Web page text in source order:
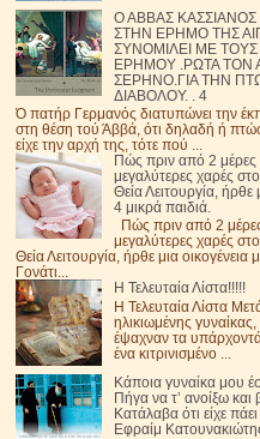
Ο ΑΒΒΑΣ ΚΑΣΣΙΑΝΟΣ
ΣΤΗΝ ΕΡΗΜΟ ΤΗΣ
ΣΥΝΟΜΙΛΕΙ ΜΕ
ΕΡΗΜΟΥ .ΡΩΤΑ ΤΟΝ
ΣΕΡΗΝΟ.ΓΙΑ ΤΗΝ
ΔΙΑΒΟΛΟΥ. . 4
Ό πατήρ Γερμανός διατυπώνει την
στη θέση τού Άββά, ότι δηλαδή ή
είχε την αρχή της, τότε πού ...
Πώς πριν από 2 μέρες
μεγαλύτερες χαρές
Θεία Λειτουργία, ήρθε
4 μικρά παιδιά.
Πώς πριν από 2 μέρες
μεγαλύτερες χαρές
Θεία Λειτουργία, ήρθε μια οικογένεια
Γονάτι...
Η Τελευταία Λίστα!!!!!
Η Τελευταία Λίστα
ηλικιωμένης γυναίκας,
έψαχναν τα
ένα κιτρινισμένο ...
Κάποια γυναίκα μου
Πήγα να τ’ ανοίξω και
Κατάλαβα ότι είχε
Εφραίμ